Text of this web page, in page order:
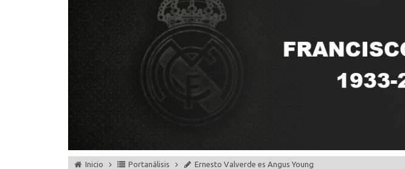
Inicio Portanálisis Ernesto Valverde es Angus Young